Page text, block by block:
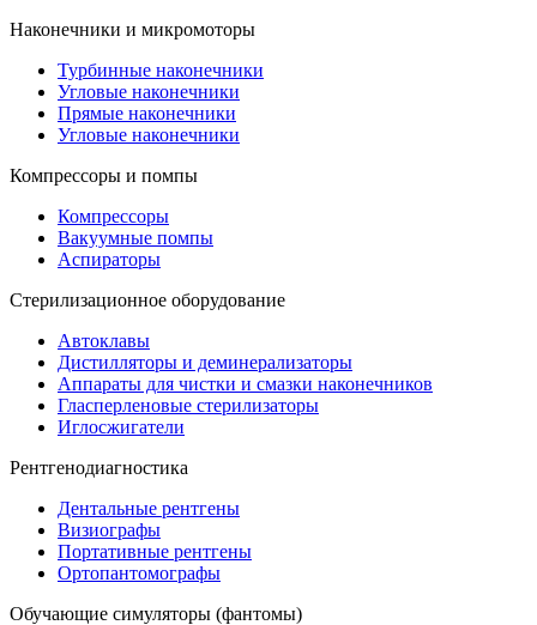
Наконечники и микромоторы
Турбинные наконечники
Угловые наконечники
Прямые наконечники
Угловые наконечники
Компрессоры и помпы
Компрессоры
Вакуумные помпы
Аспираторы
Стерилизационное оборудование
Автоклавы
Дистилляторы и деминерализаторы
Аппараты для чистки и смазки наконечников
Гласперленовые стерилизаторы
Иглосжигатели
Рентгенодиагностика
Дентальные рентгены
Визиографы
Портативные рентгены
Ортопантомографы
Обучающие симуляторы (фантомы)